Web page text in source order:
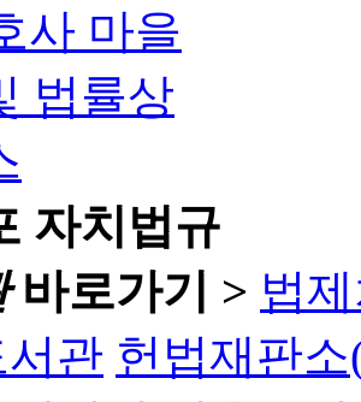
자치법규
바로가기 > 법
관 헌법재판